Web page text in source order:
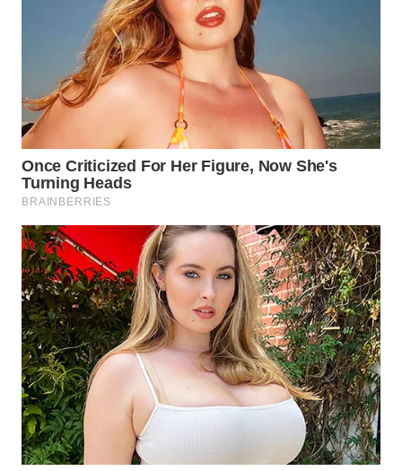
DANAU
TOBA
WN
LANGKAT
WN
TAPANULI
SELATAN
WN
TANJUNG
LESUNG
WN
KARO